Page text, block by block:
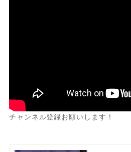
チャンネル登録お願いします！